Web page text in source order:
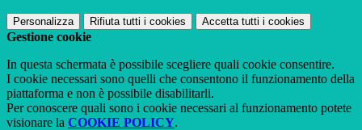
Personalizza Rifiuta tutti i cookies Accetta tutti i cookies
Gestione cookie
In questa schermata è possibile scegliere quali cookie consentire.
I cookie necessari sono quelli che consentono il funzionamento della
piattaforma e non è possibile disabilitarli.
Per conoscere quali sono i cookie necessari al funzionamento potete
visionare la COOKIE POLICY.